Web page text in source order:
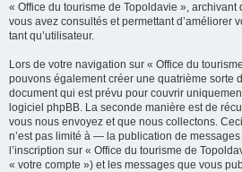
« Office du tourisme de Topoldavie », archivant
vous avez consultés et permettant d’améliorer
tant qu’utilisateur.
Lors de votre navigation sur « Office du
pouvons également créer une quatrième sorte
document qui est prévu pour couvrir
logiciel phpBB. La seconde manière est de
vous nous envoyez et que nous collectons.
n’est pas limité à — la publication de
l’inscription sur « Office du tourisme de
« votre compte ») et les messages que vous